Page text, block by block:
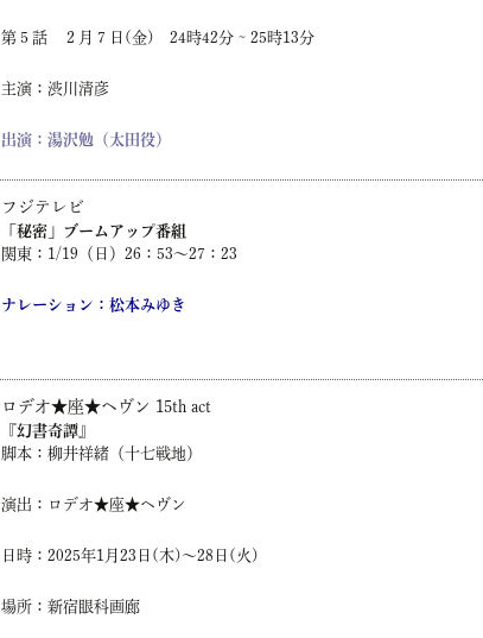
第５話 ２月７日(金) 24時42分 ~ 25時13分
主演：渋川清彦
出演：湯沢勉（太田役）
フジテレビ
「秘密」ブームアップ番組
関東：1/19（日）26：53〜27：23
ナレーション：松本みゆき
ロデオ★座★ヘヴン 15th act
『幻書奇譚』
脚本： 柳井祥緒 （十七戦地）
演出：ロデオ★座★ヘヴン
日時： 2025年1月23日(木)～28日(火)
場所：新宿眼科画廊